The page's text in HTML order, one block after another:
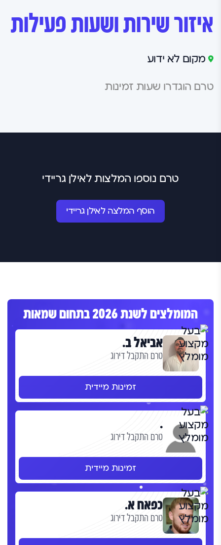
איזור שירות ושעות פעילות
מקום לא ידוע
טרם הוגדרו שעות זמינות
טרם נוספו המלצות לאילן גריידי
הוסף המלצה לאילן גריידי
המומלצים לשנת 2026 בתחום שמאות
אביאל ב.
טרם התקבל דירוג
זמינות מיידית
.
טרם התקבל דירוג
זמינות מיידית
כפאח א.
טרם התקבל דירוג